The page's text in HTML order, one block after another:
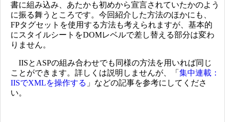
書に組み込み、あたかも初めから宣言されていたかのよう
に振る舞うところです。今回紹介した方法のほかにも、
FPタグセットを使用する方法も考えられますが、基本的
にスタイルシートをDOMレベルで差し替える部分は変わ
りません。
IISとASPの組み合わせでも同様の方法を用いれば同じ
ことができます。詳しくは説明しませんが、「 集中連載：
IISでXMLを操作する 」などの記事を参考にしてくださ
い。